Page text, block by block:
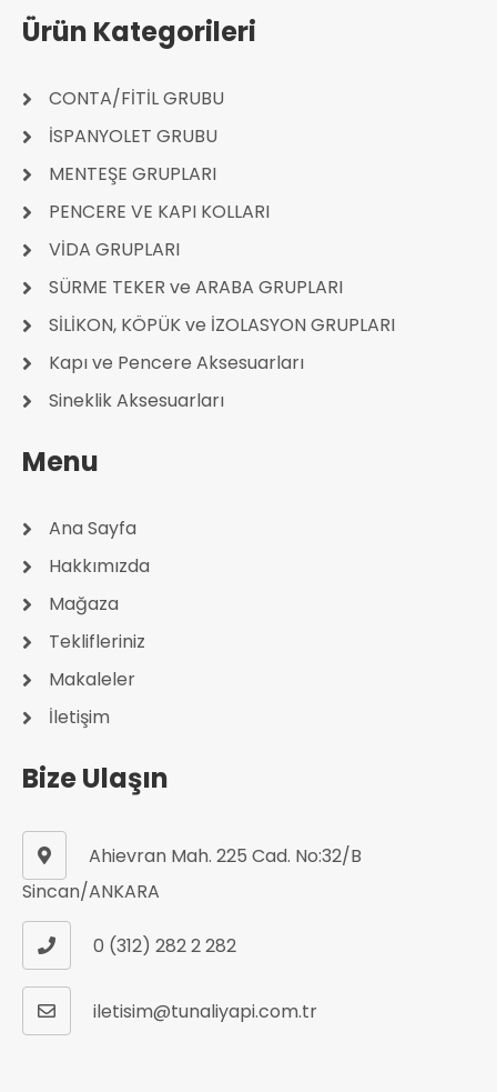
Ürün Kategorileri
CONTA/FİTİL GRUBU
İSPANYOLET GRUBU
MENTEŞE GRUPLARI
PENCERE VE KAPI KOLLARI
VİDA GRUPLARI
SÜRME TEKER ve ARABA GRUPLARI
SİLİKON, KÖPÜK ve İZOLASYON GRUPLARI
Kapı ve Pencere Aksesuarları
Sineklik Aksesuarları
Menu
Ana Sayfa
Hakkımızda
Mağaza
Teklifleriniz
Makaleler
İletişim
Bize Ulaşın
Ahievran Mah. 225 Cad. No:32/B
Sincan/ANKARA
0 (312) 282 2 282
iletisim@tunaliyapi.com.tr